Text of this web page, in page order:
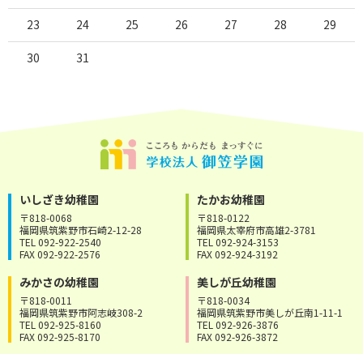
23 24 25 26 27 28 29
30 31
いしざき幼稚園
〒818-0068
福岡県筑紫野市石崎2-12-28
TEL 092-922-2540
FAX 092-922-2576
たかお幼稚園
〒818-0122
福岡県太宰府市高雄2-3781
TEL 092-924-3153
FAX 092-924-3192
みかさの幼稚園
〒818-0011
福岡県筑紫野市阿志岐308-2
TEL 092-925-8160
FAX 092-925-8170
美しが丘幼稚園
〒818-0034
福岡県筑紫野市美しが丘南1-11-1
TEL 092-926-3876
FAX 092-926-3872